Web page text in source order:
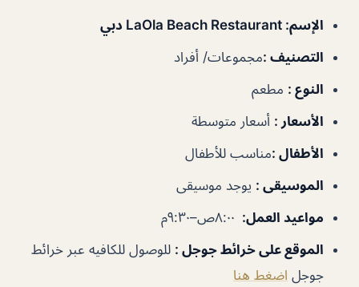
الإسم: LaOla Beach Restaurant دبي
التصنيف :مجموعات/ أفراد
النوع : مطعم
الأسعار : أسعار متوسطة
الأطفال :مناسب للأطفال
الموسيقى : يوجد موسيقى
مواعيد العمل:
الموقع على خرائط جوجل : للوصول للكافيه عبر خرائط
جوجل اضغط هنا